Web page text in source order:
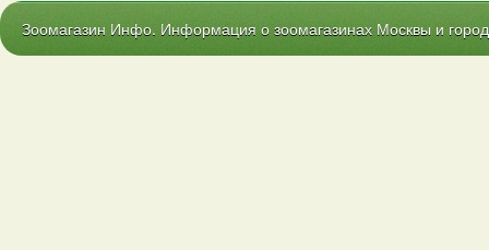
Зоомагазин Инфо. Информация о зоомагазинах Москвы и